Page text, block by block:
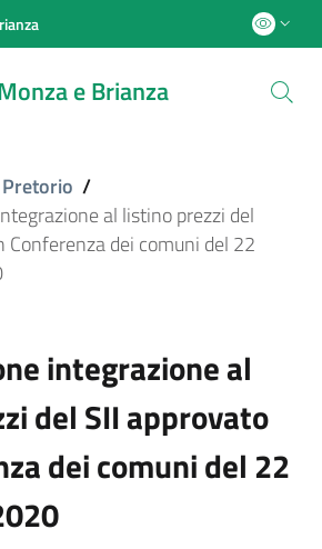
e Brianza
/
al listino prezzi del
Conferenza dei comuni del 22
integrazione al
del SII approvato
dei comuni del 22